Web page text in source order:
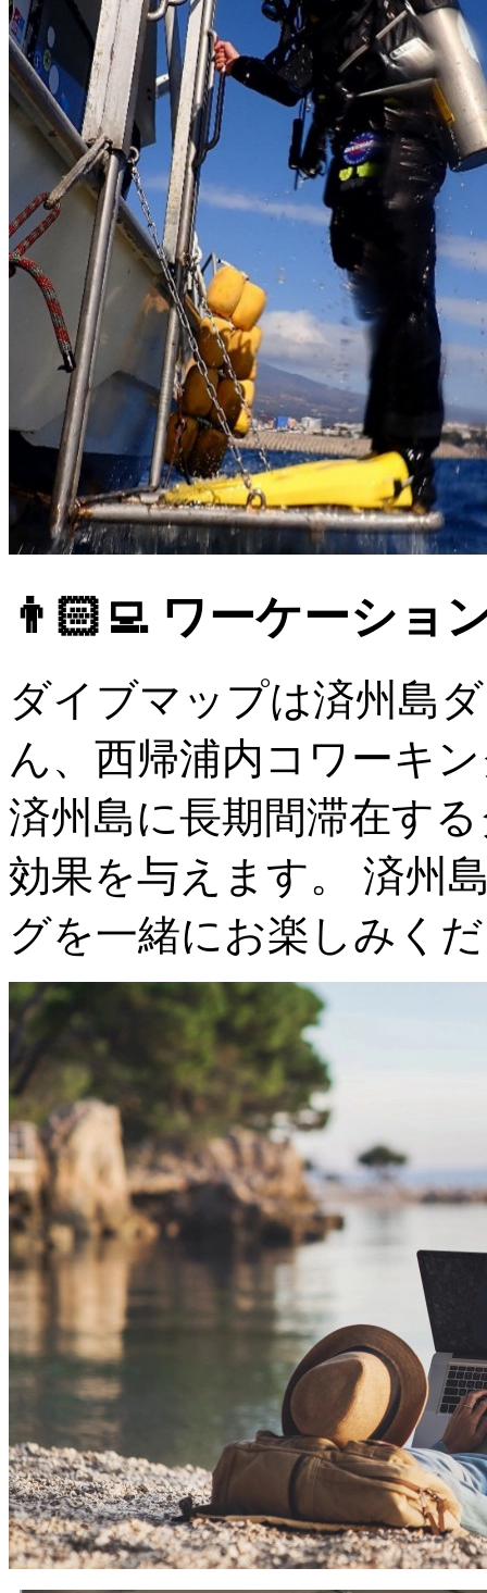
👨🏻‍💻 ワーケーショ
ダイブマップは済州島
ん、西帰浦内コワーキ
済州島に長期間滞在す
効果を与えます。 済州
グを一緒にお楽しみく